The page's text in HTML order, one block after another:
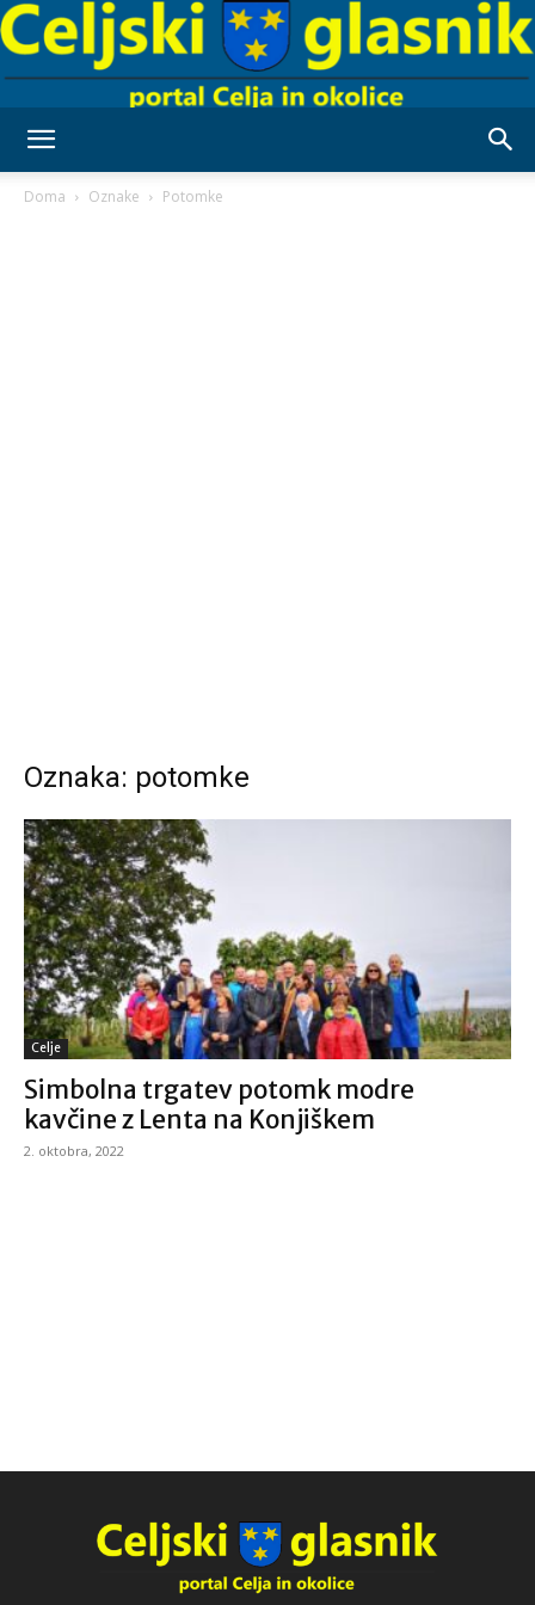
Doma Oznake Potomke
Oznaka: potomke
Celje
Simbolna trgatev potomk modre
kavčine z Lenta na Konjiškem
2. oktobra, 2022